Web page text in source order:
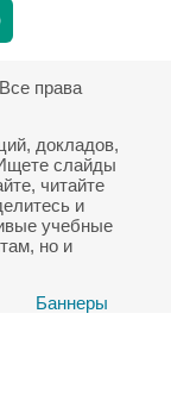
права
докладов,
слайды
читайте
и
учебные
но и
Баннеры